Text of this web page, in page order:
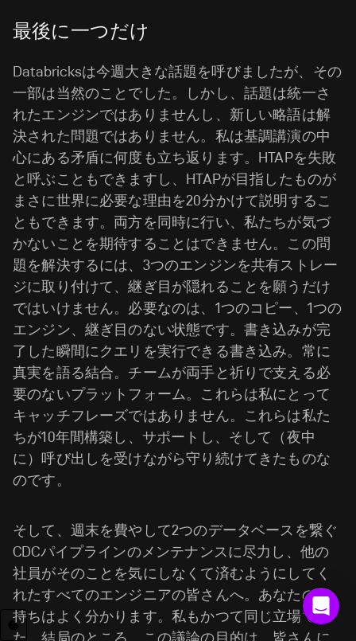
最後に一つだけ
Databricksは今週大きな話題を呼びましたが、その
一部は当然のことでした。しかし、話題は統一さ
れたエンジンではありませんし、新しい略語は解
決された問題ではありません。私は基調講演の中
心にある矛盾に何度も立ち返ります。HTAPを失敗
と呼ぶこともできますし、HTAPが目指したものが
まさに世界に必要な理由を20分かけて説明するこ
ともできます。両方を同時に行い、私たちが気づ
かないことを期待することはできません。この問
題を解決するには、3つのエンジンを共有ストレー
ジに取り付けて、継ぎ目が隠れることを願うだけ
ではいけません。必要なのは、1つのコピー、1つの
エンジン、継ぎ目のない状態です。書き込みが完
了した瞬間にクエリを実行できる書き込み。常に
真実を語る結合。チームが両手と祈りで支える必
要のないプラットフォーム。これらは私にとって
キャッチフレーズではありません。これらは私た
ちが10年間構築し、サポートし、そして（夜中
に）呼び出しを受けながら守り続けてきたものな
のです。
そして、週末を費やして2つのデータベースを繋ぐ
CDCパイプラインのメンテナンスに尽力し、他の
社員がそのことを気にしなくて済むようにしてく
れたすべてのエンジニアの皆さんへ。あなたの気
持ちはよく分かります。私もかつて同じ立場でし